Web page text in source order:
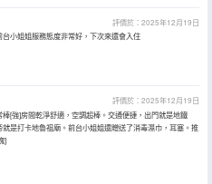
評價於：2025年12月19日
小姐姐服務態度非常好，下次來還會入住
評價於：2025年12月19日
[強]房間乾淨舒適，空調超棒。交通便捷，出門就是地鐵
是打卡地魯祖廟。前台小姐姐還贈送了消毒濕巾，耳塞。推
]